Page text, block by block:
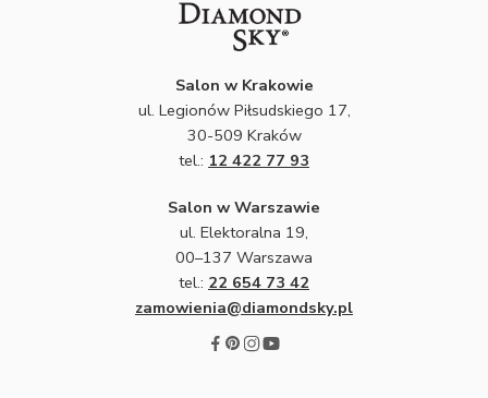
Salon w Krakowie
ul. Legionów Piłsudskiego 17,
30-509 Kraków
tel.: 12 422 77 93
Salon w Warszawie
ul. Elektoralna 19,
00–137 Warszawa
tel.: 22 654 73 42
zamowienia@diamondsky.pl